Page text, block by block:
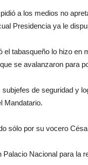
a los medios no
Presidencia ya le
el tabasqueño lo hizo en
se avalanzaron para
de seguridad y
Mandatario.
sólo por su vocero
Nacional para la